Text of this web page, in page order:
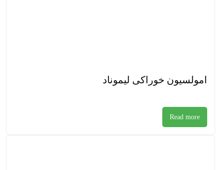
امولسیون خوراکی لیموناد
Read more